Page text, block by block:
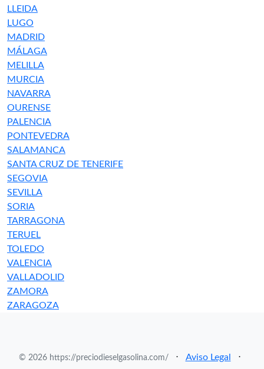
LLEIDA
LUGO
MADRID
MÁLAGA
MELILLA
MURCIA
NAVARRA
OURENSE
PALENCIA
PONTEVEDRA
SALAMANCA
SANTA CRUZ DE TENERIFE
SEGOVIA
SEVILLA
SORIA
TARRAGONA
TERUEL
TOLEDO
VALENCIA
VALLADOLID
ZAMORA
ZARAGOZA
© 2026 https://preciodieselgasolina.com/ ⋅ Aviso Legal ⋅